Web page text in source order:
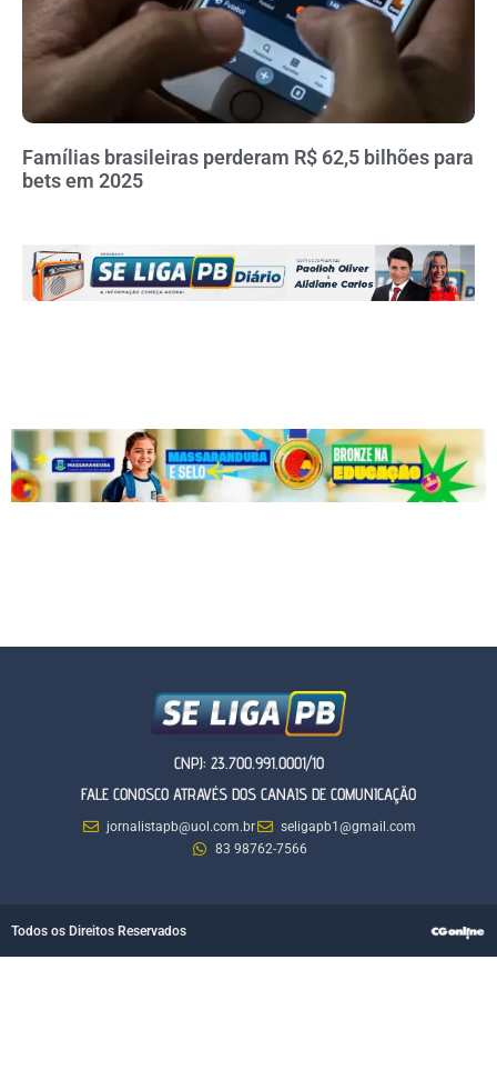
Famílias brasileiras perderam R$ 62,5 bilhões para
bets em 2025
CNPJ: 23.700.991.0001/10
FALE CONOSCO ATRAVÉS DOS CANAIS DE COMUNICAÇÃO
jornalistapb@uol.com.br
seligapb1@gmail.com
83 98762-7566
Todos os Direitos Reservados